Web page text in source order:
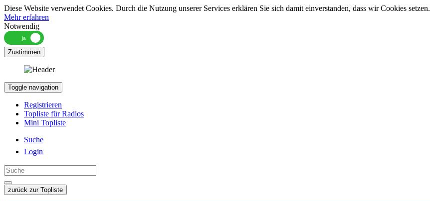
Diese Website verwendet Cookies. Durch die Nutzung unserer Services erklären Sie sich damit einverstanden, dass wir Cookies setzen.
Mehr erfahren
Notwendig
Zustimmen
Toggle navigation
Registrieren
Topliste für Radios
Mini Topliste
Suche
Login
zurück zur Topliste